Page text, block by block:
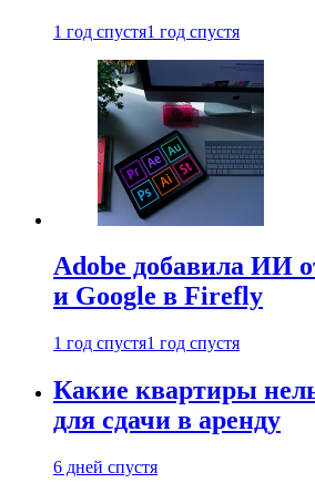
1 год спустя1 год спустя
Adobe добавила ИИ
и Google в Firefly
1 год спустя1 год спустя
Какие квартиры
для сдачи в аренду
6 дней спустя